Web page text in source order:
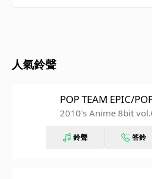
人氣鈴聲
POP TEAM EPIC/
2010's Anime 8bit
鈴聲 答鈴